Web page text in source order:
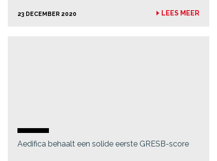
23 DECEMBER 2020 LEES MEER
Aedifica behaalt een solide eerste GRESB-score